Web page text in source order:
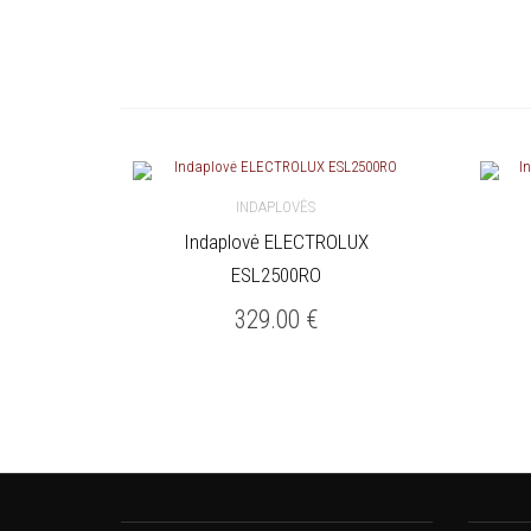
Į KREPŠELĮ
INDAPLOVĖS
Indaplovė ELECTROLUX
ESL2500RO
329.00 €
Į